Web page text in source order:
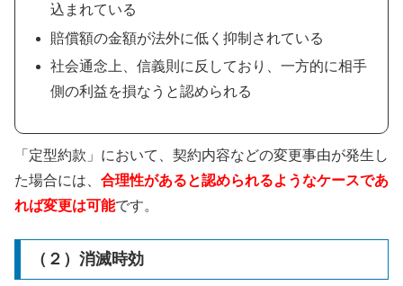
込まれている
賠償額の金額が法外に低く抑制されている
社会通念上、信義則に反しており、一方的に相手
側の利益を損なうと認められる
「定型約款」において、契約内容などの変更事由が発生し
た場合には、 合理性があると認められるようなケースであ
れば変更は可能です。
（２）消滅時効